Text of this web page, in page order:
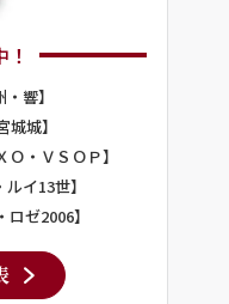
響】
城】
・ＶＳＯＰ】
イ13世】
ゼ2006】